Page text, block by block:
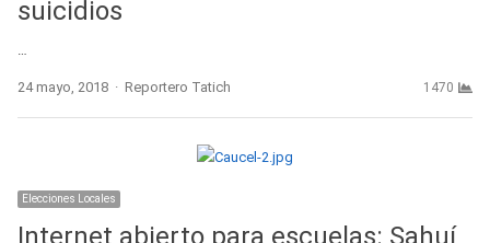
suicidios
…
24 mayo, 2018 Author
Reportero Tatich 1470
Elecciones Locales
Internet abierto para escuelas: Sahuí